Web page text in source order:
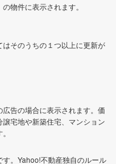
物件に表示されます。
そのうちの１つ以上に更新が
告の場合に表示されます。価
宅地や新築住宅、マンション
。Yahoo!不動産独自のルール